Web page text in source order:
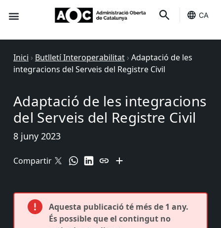
CA
Inici › Butlletí Interoperabilitat › Adaptació de les
integracions del Serveis del Registre Civil
Adaptació de les integracions
del Serveis del Registre Civil
8 juny 2023
Compartir
Aquesta publicació té més de 1 any.
És possible que el contingut no